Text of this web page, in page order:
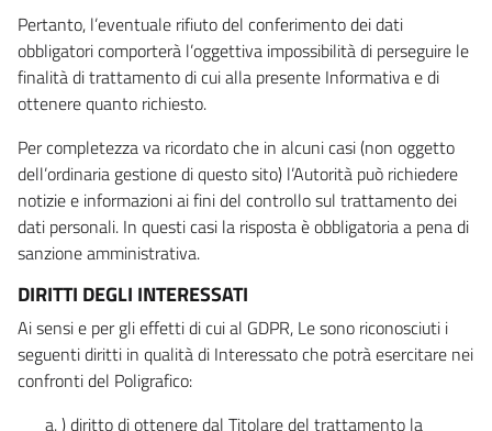
Pertanto, l’eventuale rifiuto del conferimento dei dati
obbligatori comporterà l’oggettiva impossibilità di perseguire le
finalità di trattamento di cui alla presente Informativa e di
ottenere quanto richiesto.
Per completezza va ricordato che in alcuni casi (non oggetto
dell’ordinaria gestione di questo sito) l’Autorità può richiedere
notizie e informazioni ai fini del controllo sul trattamento dei
dati personali. In questi casi la risposta è obbligatoria a pena di
sanzione amministrativa.
DIRITTI DEGLI INTERESSATI
Ai sensi e per gli effetti di cui al GDPR, Le sono riconosciuti i
seguenti diritti in qualità di Interessato che potrà esercitare nei
confronti del Poligrafico:
) diritto di ottenere dal Titolare del trattamento la